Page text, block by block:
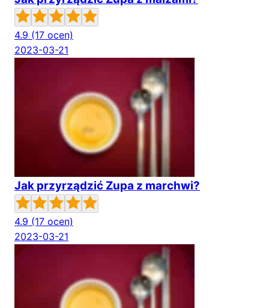
4.9 (17 ocen)
2023-03-21
Jak przyrządzić Zupa z marchwi?
4.9 (17 ocen)
2023-03-21